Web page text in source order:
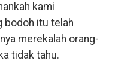
kami
bodoh itu telah
merekalah orang-
tidak tahu.